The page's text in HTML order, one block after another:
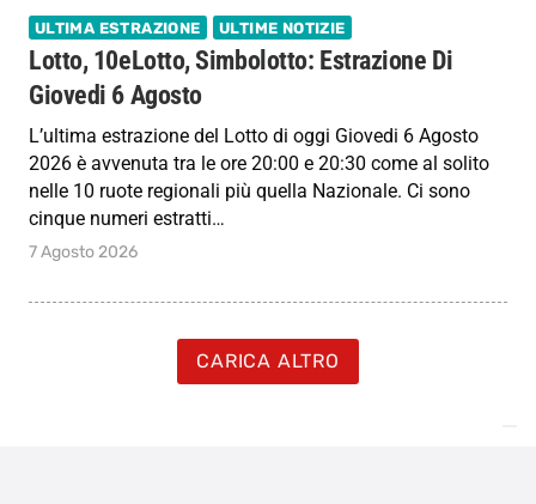
ULTIMA ESTRAZIONE ULTIME NOTIZIE
Lotto, 10eLotto, Simbolotto: Estrazione Di
Giovedi 6 Agosto
L’ultima estrazione del Lotto di oggi Giovedi 6 Agosto
2026 è avvenuta tra le ore 20:00 e 20:30 come al solito
nelle 10 ruote regionali più quella Nazionale. Ci sono
cinque numeri estratti…
7 Agosto 2026
CARICA ALTRO